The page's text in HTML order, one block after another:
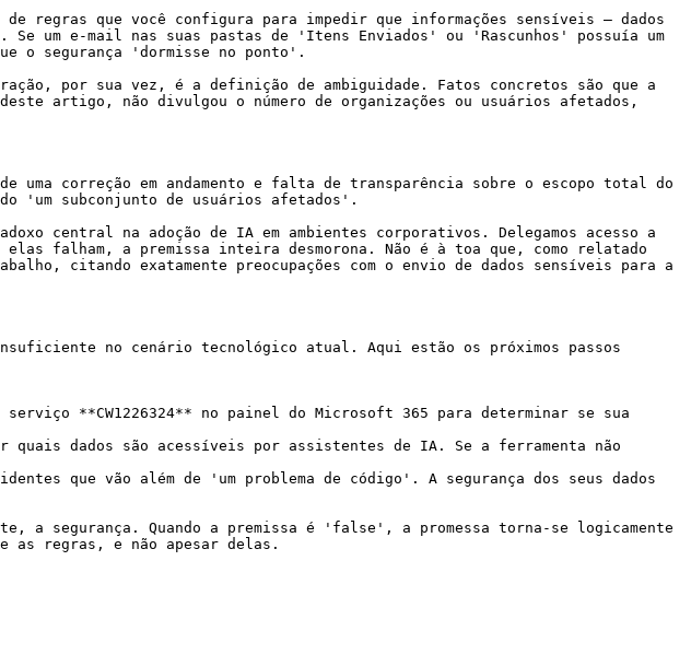
regras que você configura para impedir que informações sensíveis — dados
um e-mail nas suas pastas de 'Itens Enviados' ou 'Rascunhos' possuía um
o segurança 'dormisse no ponto'.
por sua vez, é a definição de ambiguidade. Fatos concretos são que a
artigo, não divulgou o número de organizações ou usuários afetados,
uma correção em andamento e falta de transparência sobre o escopo total do
'um subconjunto de usuários afetados'.
central na adoção de IA em ambientes corporativos. Delegamos acesso a
falham, a premissa inteira desmorona. Não é à toa que, como relatado
citando exatamente preocupações com o envio de dados sensíveis para a
no cenário tecnológico atual. Aqui estão os próximos passos
**CW1226324** no painel do Microsoft 365 para determinar se sua
dados são acessíveis por assistentes de IA. Se a ferramenta não
que vão além de 'um problema de código'. A segurança dos seus dados
a segurança. Quando a premissa é 'false', a promessa torna-se logicamente
as regras, e não apesar delas.